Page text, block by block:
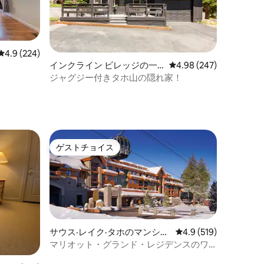
ビュー224件、5つ星中4.9つ星の平均評価
4.9 (224)
インクライン ビレッジの一
軒家
レビュー247件、5つ星
4.98 (247)
ジャグジー付きタホ山の隠れ家！
ゲストチョイス
ゲストチョイス
サウス·レイク·タホのマンショ
ン・アパート
レビュー519件、5つ
4.9 (519)
マリオット・グランド・レジデンスのワ